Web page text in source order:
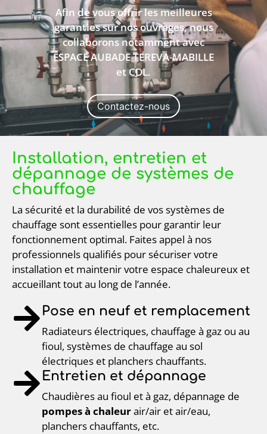
Afin de vous offrir les meilleures
garanties sur nos ouvrages, nous
collaborons notamment avec
ESPACE AUBADE TEREVA-MABILLE
et CDL.
Contactez-nous
Installation, entretien et
dépannage de systèmes de
chauffage
La sécurité et la durabilité de vos systèmes de
chauffage sont essentielles pour garantir leur
fonctionnement optimal. Faites appel à nos
professionnels qualifiés pour sécuriser votre
installation et maintenir votre espace chaleureux et
accueillant tout au long de l’année.
Pose en neuf et remplacement
Radiateurs électriques, chauffage à gaz ou au
fioul, systèmes de chauffage au sol
électriques et planchers chauffants.
Entretien et dépannage
Chaudières au fioul et à gaz, dépannage de
pompes à chaleurair/air et air/eau,
planchers chauffants, etc.